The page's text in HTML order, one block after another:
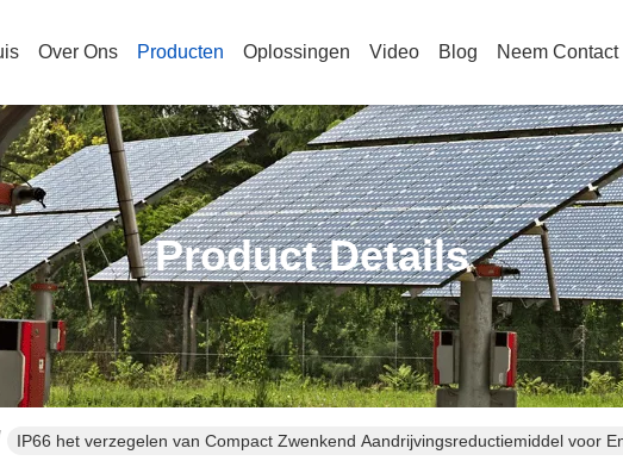
Over Ons Producten Oplossingen Video Blog Neem
Product Details
IP66 het verzegelen van Compact Zwenkend Aandrijvingsreductiemiddel voor